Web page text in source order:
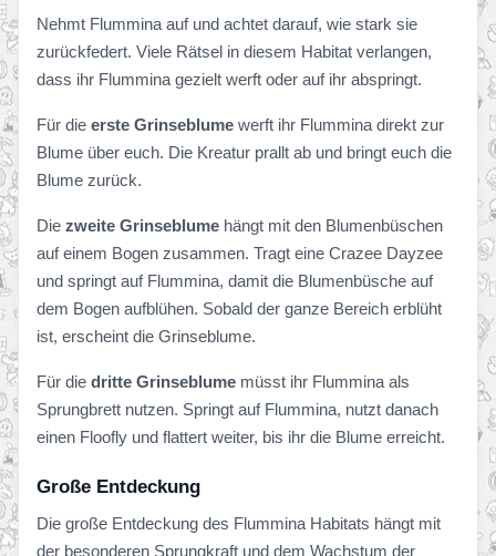
Nehmt Flummina auf und achtet darauf, wie stark sie
zurückfedert. Viele Rätsel in diesem Habitat verlangen,
dass ihr Flummina gezielt werft oder auf ihr abspringt.
Für die erste Grinseblume werft ihr Flummina direkt zur
Blume über euch. Die Kreatur prallt ab und bringt euch die
Blume zurück.
Die zweite Grinseblume hängt mit den Blumenbüschen
auf einem Bogen zusammen. Tragt eine Crazee Dayzee
und springt auf Flummina, damit die Blumenbüsche auf
dem Bogen aufblühen. Sobald der ganze Bereich erblüht
ist, erscheint die Grinseblume.
Für die dritte Grinseblume müsst ihr Flummina als
Sprungbrett nutzen. Springt auf Flummina, nutzt danach
einen Floofly und flattert weiter, bis ihr die Blume erreicht.
Große Entdeckung
Die große Entdeckung des Flummina Habitats hängt mit
der besonderen Sprungkraft und dem Wachstum der